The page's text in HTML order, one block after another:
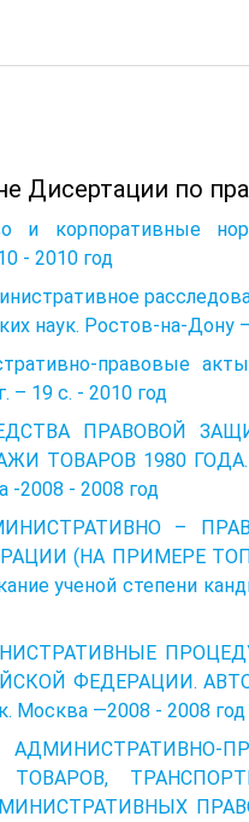
Дисертации по
и корпоративные
- 2010 год
наук. Ростов-на-Дону
правовые
– 19 c. - 2010 год
ПРАВОВОЙ
1980 ГОДА.
-2008 - 2008 год
–
(НА ПРИМЕРЕ
ученой степени
ФЕДЕРАЦИИ.
Москва —2008 - 2008 год
ТОВАРОВ,